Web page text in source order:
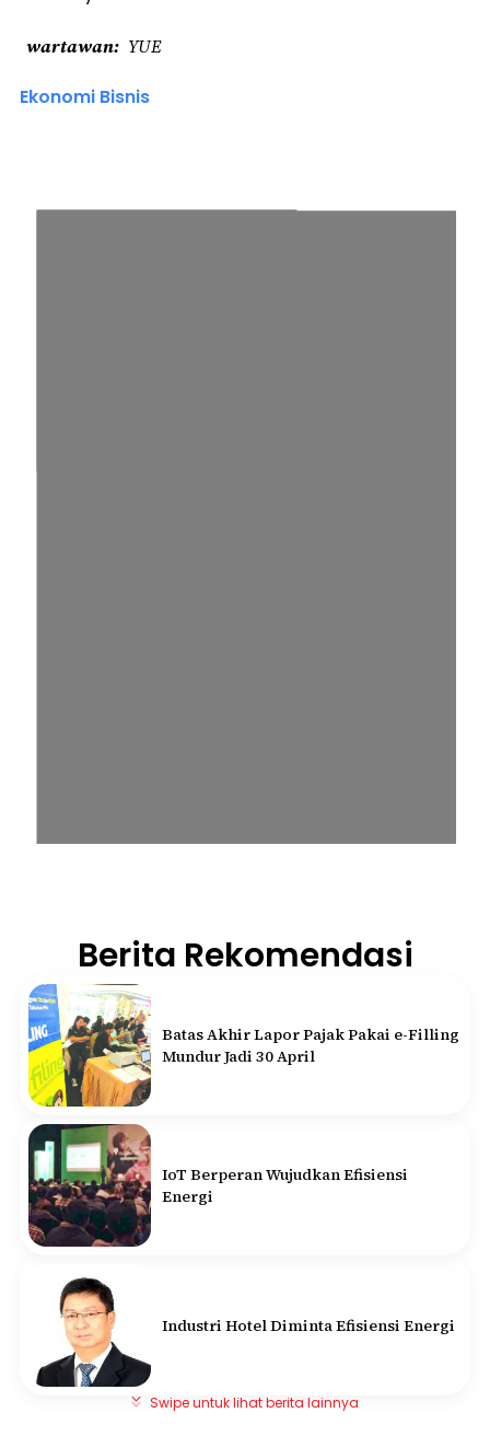
wartawan YUE
Ekonomi Bisnis
Berita Rekomendasi
Batas Akhir Lapor Pajak Pakai e-Filling
Mundur Jadi 30 April
IoT Berperan Wujudkan Efisiensi
Energi
Industri Hotel Diminta Efisiensi Energi
Swipe untuk lihat berita lainnya